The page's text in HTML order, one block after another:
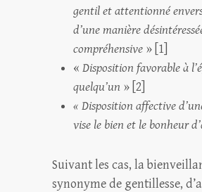
gentil et attentionné
d’une manière
compréhensive » [1]
« Disposition favorable à
quelqu’un » [2]
« Disposition affective
vise le bien et le bonheur
Suivant les cas, la
synonyme de gentillesse,